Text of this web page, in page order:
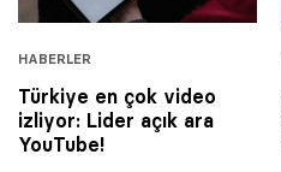
HABERLER
Türkiye en çok video
izliyor: Lider açık ara
YouTube!